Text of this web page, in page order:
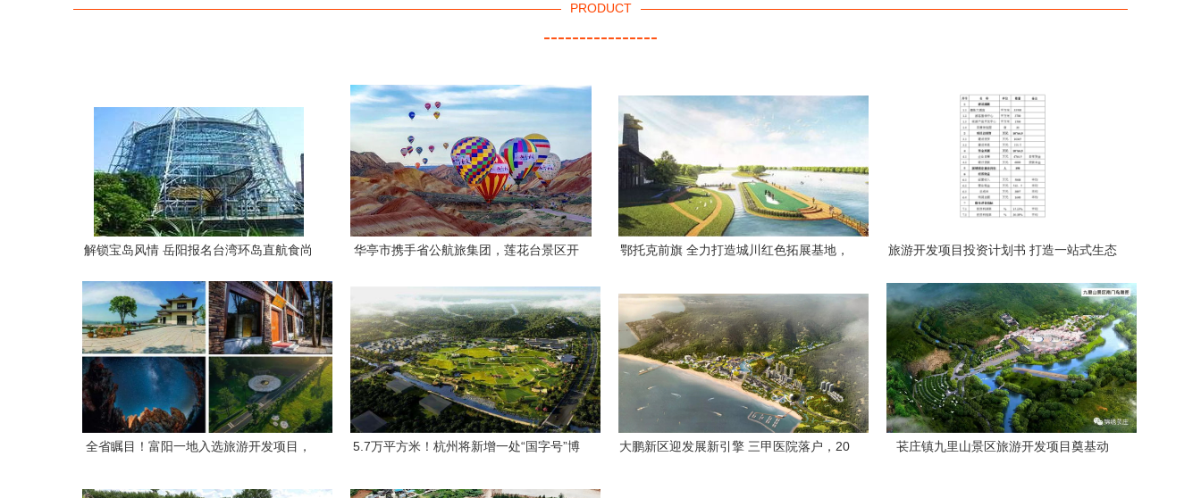
PRODUCT
----------------
解锁宝岛风情 岳阳报名台湾环岛直航食尚
华亭市携手省公航旅集团，莲花台景区开
鄂托克前旗 全力打造城川红色拓展基地，
旅游开发项目投资计划书 打造一站式生态
全省瞩目！富阳一地入选旅游开发项目，
5.7万平方米！杭州将新增一处“国字号”博
大鹏新区迎发展新引擎 三甲医院落户，20
苌庄镇九里山景区旅游开发项目奠基动